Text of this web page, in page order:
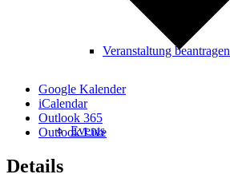
Veranstaltung beantragen
Events
Google Kalender
iCalendar
Outlook 365
Outlook Live
Details